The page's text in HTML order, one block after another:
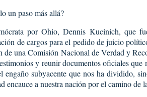
un paso más allá?
por Ohio, Dennis Kucinich, que
de cargos para el pedido de juicio
de una Comisión Nacional de Verdad y
y reunir documentos oficiales que
engaño subyacente que nos ha dividido,
encauce a nuestra nación por el camino de